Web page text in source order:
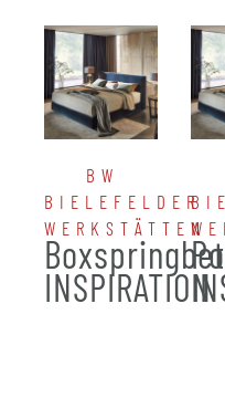
BW
BIELEFELDER
WERKSTÄTTEN
INSPIRATION